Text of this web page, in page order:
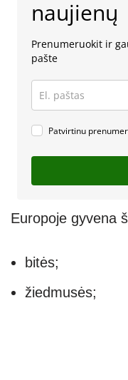
naujienų
Prenumeruokit ir
pašte
Patvirtinu
Europoje gyvena
bitės;
žiedmusės;